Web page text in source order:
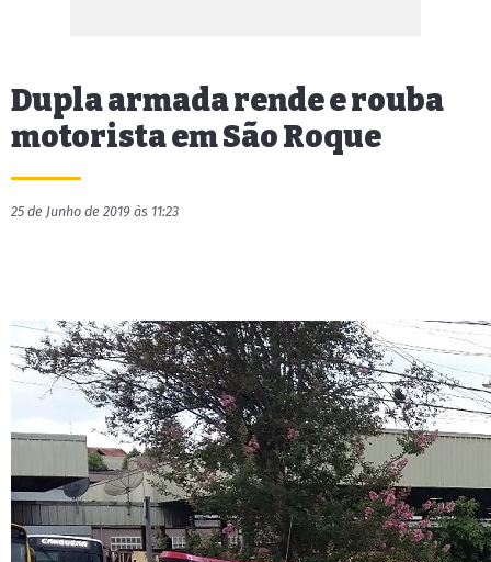
Dupla armada rende e rouba
motorista em São Roque
25 de Junho de 2019 às 11:23